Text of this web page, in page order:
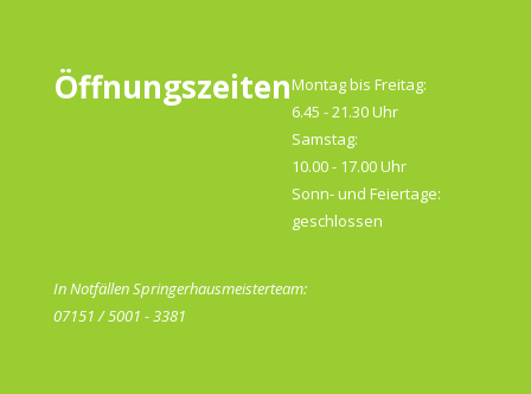
ÖffnungszeitenMontag bis Freitag:
6.45 - 21.30 Uhr
Samstag:
10.00 - 17.00 Uhr
Sonn- und Feiertage:
geschlossen
In Notfällen Springerhausmeisterteam:
07151 / 5001 - 3381